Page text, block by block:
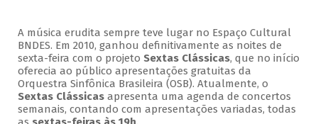
A música erudita sempre teve lugar no Espaço Cultural
BNDES. Em 2010, ganhou definitivamente as noites de
sexta-feira com o projeto Sextas Clássicas, que no início
oferecia ao público apresentações gratuitas da
Orquestra Sinfônica Brasileira (OSB). Atualmente, o
Sextas Clássicasapresenta uma agenda de concertos
semanais, contando com apresentações variadas, todas